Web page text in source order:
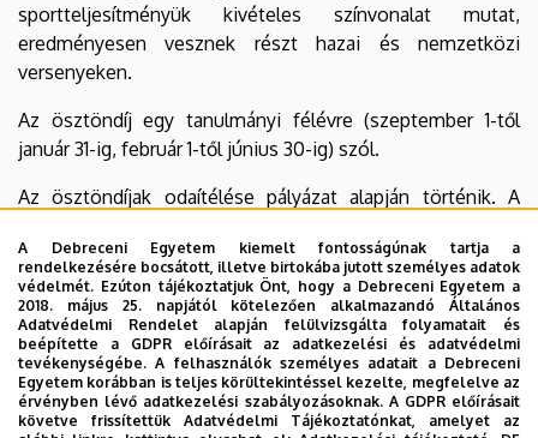
sportteljesítményük kivételes színvonalat mutat,
eredményesen vesznek részt hazai és nemzetközi
versenyeken.
Az ösztöndíj egy tanulmányi félévre (szeptember 1-től
január 31-ig, február 1-től június 30-ig) szól.
Az ösztöndíjak odaítélése pályázat alapján történik. A
a pályázat benyújtási határideje legalább 10 nap, és a
pályázatokról való döntést minden félév második hónap
végéig meg kell hozni. A pályázat formai követelményét
és a pályázathoz csatolandó igazolásokat, mellékleteket a
pályázati kiírásban kell meghatározni. A pályázati kiírást az
egyetem internetes honlapján kell közzétenni.
A Debreceni Egyetem kiemelt fontosságúnak tartja a
rendelkezésére bocsátott, illetve birtokába jutott személyes adatok
védelmét. Ezúton tájékoztatjuk Önt, hogy a Debreceni Egyetem a
2018. május 25. napjától kötelezően alkalmazandó Általános
Adatvédelmi Rendelet alapján felülvizsgálta folyamatait és
beépítette a GDPR előírásait az adatkezelési és adatvédelmi
tevékenységébe. A felhasználók személyes adatait a Debreceni
Egyetem korábban is teljes körültekintéssel kezelte, megfelelve az
érvényben lévő adatkezelési szabályozásoknak. A GDPR előírásait
követve frissítettük Adatvédelmi Tájékoztatónkat, amelyet az